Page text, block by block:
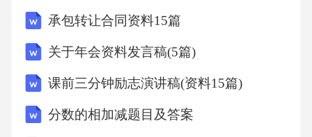
承包转让合同资料15篇
关于年会资料发言稿(5篇)
课前三分钟励志演讲稿(资料15篇)
分数的相加减题目及答案